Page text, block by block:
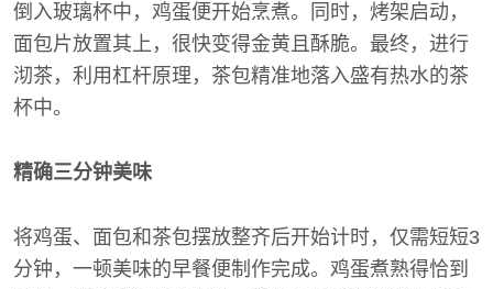
倒入玻璃杯中，鸡蛋便开始烹煮。同时，烤架启动，
面包片放置其上，很快变得金黄且酥脆。最终，进行
沏茶，利用杠杆原理，茶包精准地落入盛有热水的茶
杯中。
精确三分钟美味
将鸡蛋、面包和茶包摆放整齐后开始计时，仅需短短3
分钟，一顿美味的早餐便制作完成。鸡蛋煮熟得恰到